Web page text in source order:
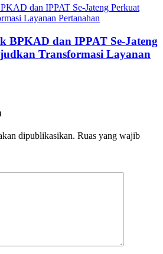
BPKAD dan IPPAT Se-Jateng
Transformasi Layanan
dipublikasikan. Ruas yang wajib